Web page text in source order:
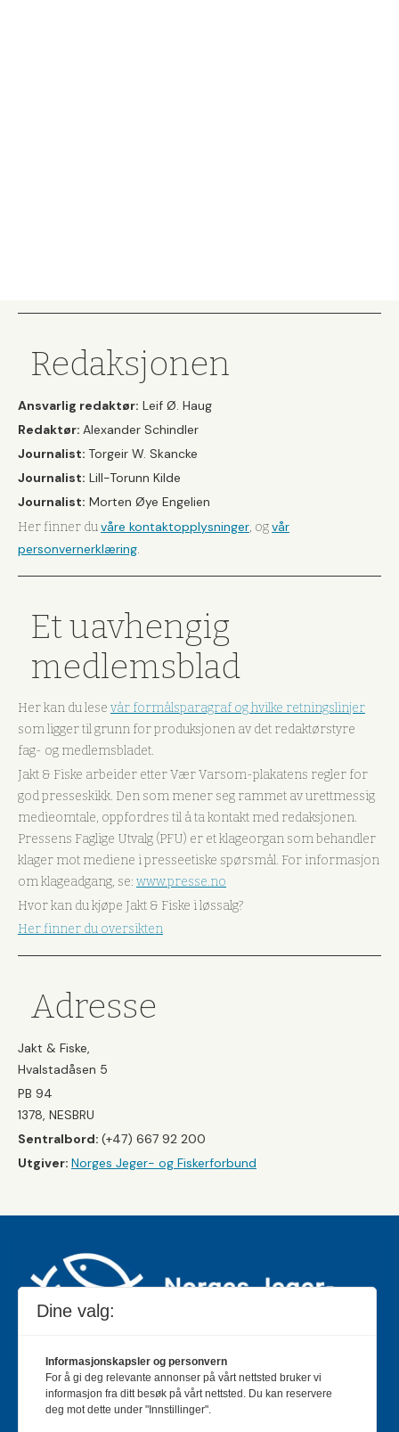
Redaksjonen
Ansvarlig redaktør: Leif Ø. Haug
Redaktør: Alexander Schindler
Journalist: Torgeir W. Skancke
Journalist: Lill-Torunn Kilde
Journalist: Morten Øye Engelien
Her finner duvåre kontaktopplysninger, ogvår
personvernerklæring.
Et uavhengig
medlemsblad
Her kan du lese vår formålsparagraf og hvilke retningslinjer
som ligger til grunn for produksjonen av det redaktørstyre
fag- og medlemsbladet.
Jakt & Fiske arbeider etter Vær Varsom-plakatens regler for
god presseskikk. Den som mener seg rammet av urettmessig
medieomtale, oppfordres til å ta kontakt med redaksjonen.
Pressens Faglige Utvalg (PFU) er et klageorgan som behandler
klager mot mediene i presseetiske spørsmål. For informasjon
om klageadgang, se: www.presse.no
Hvor kan du kjøpe Jakt & Fiske i løssalg?
Her finner du oversikten
Adresse
Jakt & Fiske,
Hvalstadåsen 5
PB 94
1378, NESBRU
Sentralbord: (+47) 667 92 200
Utgiver: Norges Jeger- og Fiskerforbund
Jakt & Fiske er landets største og eldste magasin for
jakt- og fiskeinteresserte med 195 000 månedlige
Dine valg:
Informasjonskapsler og personvern
For å gi deg relevante annonser på vårt nettsted bruker vi
informasjon fra ditt besøk på vårt nettsted. Du kan reservere
deg mot dette under "Innstillinger".